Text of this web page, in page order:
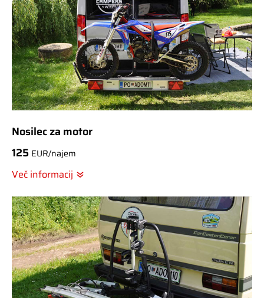
Nosilec za motor
125 EUR/najem
Več informacij